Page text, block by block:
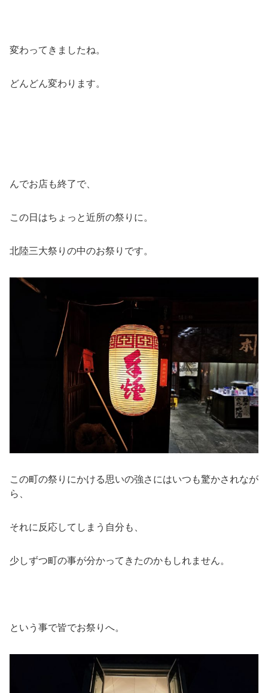
変わってきましたね。
どんどん変わります。
んでお店も終了で、
この日はちょっと近所の祭りに。
北陸三大祭りの中のお祭りです。
この町の祭りにかける思いの強さにはいつも驚かされなが
ら、
それに反応してしまう自分も、
少しずつ町の事が分かってきたのかもしれません。
という事で皆でお祭りへ。